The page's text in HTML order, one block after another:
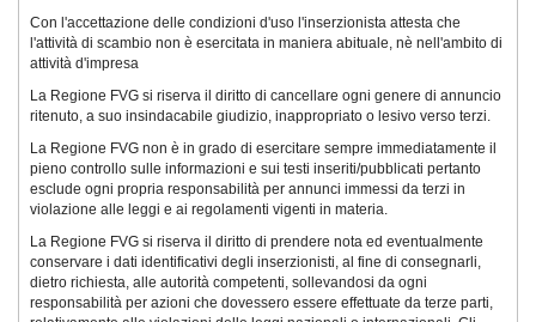
Con l'accettazione delle condizioni d'uso l'inserzionista attesta che
l'attività di scambio non è esercitata in maniera abituale, nè nell'ambito di
attività d'impresa
La Regione FVG si riserva il diritto di cancellare ogni genere di annuncio
ritenuto, a suo insindacabile giudizio, inappropriato o lesivo verso terzi.
La Regione FVG non è in grado di esercitare sempre immediatamente il
pieno controllo sulle informazioni e sui testi inseriti/pubblicati pertanto
esclude ogni propria responsabilità per annunci immessi da terzi in
violazione alle leggi e ai regolamenti vigenti in materia.
La Regione FVG si riserva il diritto di prendere nota ed eventualmente
conservare i dati identificativi degli inserzionisti, al fine di consegnarli,
dietro richiesta, alle autorità competenti, sollevandosi da ogni
responsabilità per azioni che dovessero essere effettuate da terze parti,